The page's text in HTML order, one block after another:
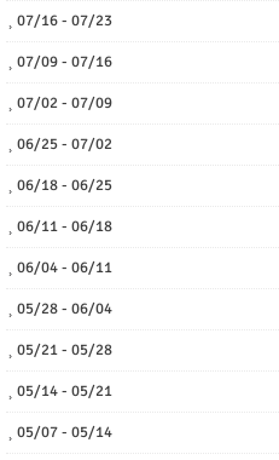
07/16 - 07/23
07/09 - 07/16
07/02 - 07/09
06/25 - 07/02
06/18 - 06/25
06/11 - 06/18
06/04 - 06/11
05/28 - 06/04
05/21 - 05/28
05/14 - 05/21
05/07 - 05/14